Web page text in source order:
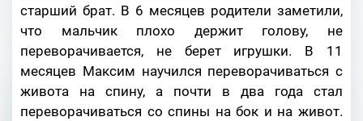
старший брат. В 6 месяцев родители заметили,
что мальчик плохо держит голову, не
переворачивается, не берет игрушки. В 11
месяцев Максим научился переворачиваться с
живота на спину, а почти в два года стал
переворачиваться со спины на бок и на живот.